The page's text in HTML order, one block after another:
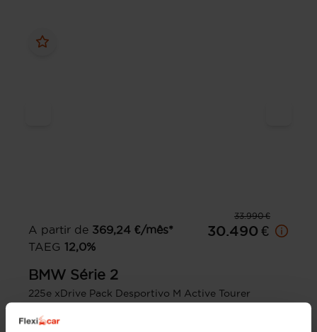
33.990 €
A partir de 369,24 €/mês*
TAEG 12,0%
30.490 €
BMW Série 2
225e xDrive Pack Desportivo M Active Tourer
2022